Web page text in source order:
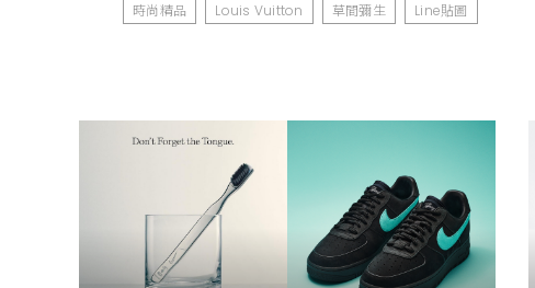
時尚精品 Louis Vuitton 草間彌生 Line貼圖